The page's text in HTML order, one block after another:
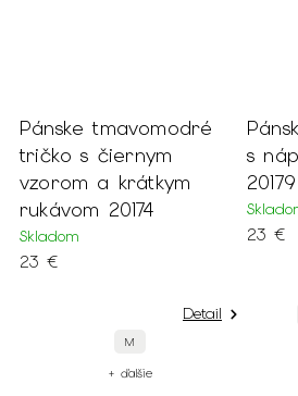
Pánske tmavomodré
tričko s čiernym
vzorom a krátkym
rukávom 20174
Skladom
23 €
Detail
M
+ ďalšie
s
20179
23 €